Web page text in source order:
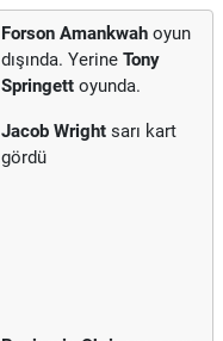
Forson Amankwah oyun
dışında. Yerine Tony
Springett oyunda.
Jacob Wright sarı kart
gördü